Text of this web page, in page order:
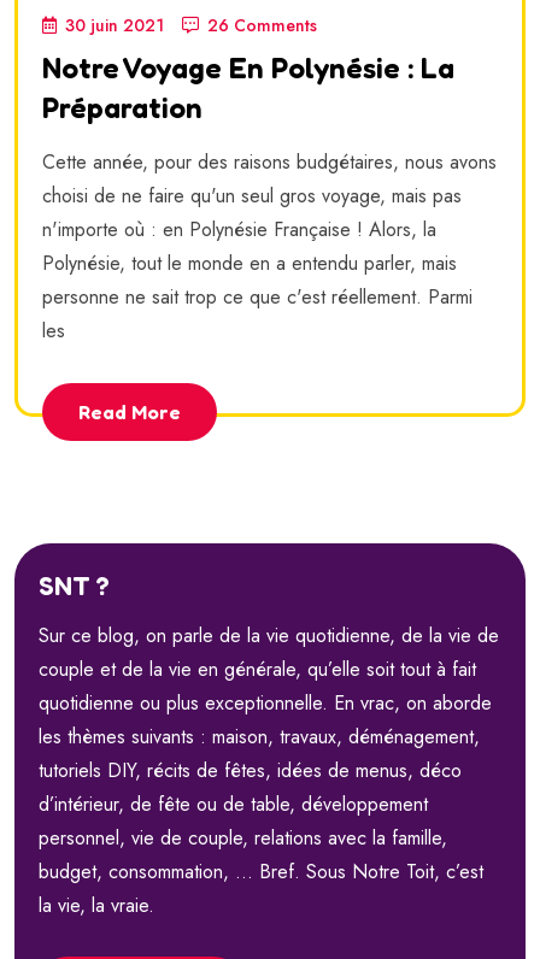
30 juin 2021 26 Comments
Notre Voyage En Polynésie : La
Préparation
Cette année, pour des raisons budgétaires, nous avons
choisi de ne faire qu'un seul gros voyage, mais pas
n'importe où : en Polynésie Française ! Alors, la
Polynésie, tout le monde en a entendu parler, mais
personne ne sait trop ce que c'est réellement. Parmi
les
Read More
SNT ?
Sur ce blog, on parle de la vie quotidienne, de la vie de
couple et de la vie en générale, qu’elle soit tout à fait
quotidienne ou plus exceptionnelle. En vrac, on aborde
les thèmes suivants : maison, travaux, déménagement,
tutoriels DIY, récits de fêtes, idées de menus, déco
d’intérieur, de fête ou de table, développement
personnel, vie de couple, relations avec la famille,
budget, consommation, … Bref. Sous Notre Toit, c’est
la vie, la vraie.